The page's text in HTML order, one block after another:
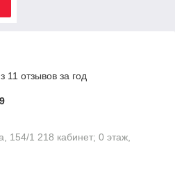
11 отзывов за год
154/1​ 218 кабинет; 0 этаж,